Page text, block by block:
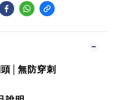
│無防穿刺